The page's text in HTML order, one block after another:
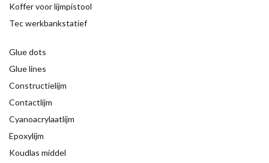
Koffer voor lijmpistool
Tec werkbankstatief
Glue dots
Glue lines
Constructielijm
Contactlijm
Cyanoacrylaatlijm
Epoxylijm
Koudlas middel